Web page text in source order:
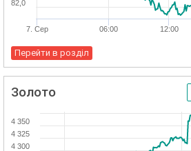
7. Сер 12:00
06:00
82,0
Перейти в розділ
Золото
4 300
4 325
4 350